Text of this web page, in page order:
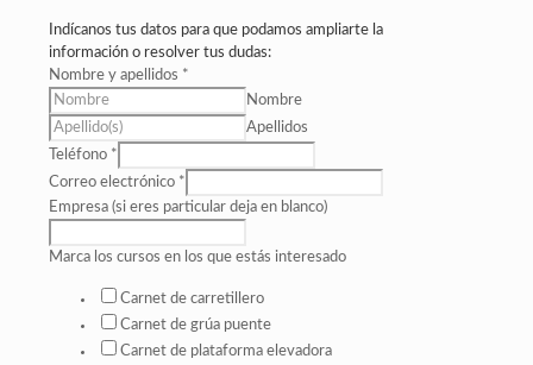
Indícanos tus datos para que podamos ampliarte la
información o resolver tus dudas:
Nombre y apellidos *
Nombre
Apellidos
Teléfono *
Correo electrónico *
Empresa (si eres particular deja en blanco)
Marca los cursos en los que estás interesado
Carnet de carretillero
Carnet de grúa puente
Carnet de plataforma elevadora